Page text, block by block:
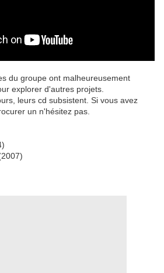
du groupe ont malheureusement
explorer d'autres projets.
leurs cd subsistent. Si vous avez
un n'hésitez pas.